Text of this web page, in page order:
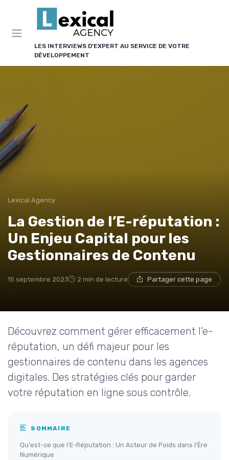
LES INTERVIEWS D'EXPERT AU SERVICE DE VOTRE
DÉVELOPPEMENT
Lexical Agency
La Gestion de l’E-réputation :
Un Enjeu Capital pour les
Gestionnaires de Contenu
15 septembre 2023 2 min de lecture Partager cette page
Découvrez comment gérer efficacement l'e-
réputation, un défi majeur pour les
gestionnaires de contenu dans les agences
digitales. Des stratégies clés pour garder
votre réputation en ligne sous contrôle.
SOMMAIRE
Qu'est-ce que l'E-Réputation : Un Acteur de Poids dans l'Ère
Numérique
Panneau de gestion des cookies